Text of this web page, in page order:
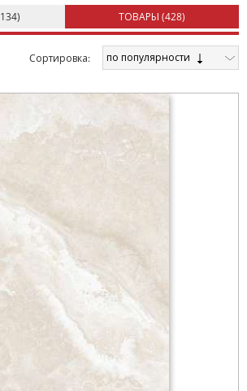
134) ТОВАРЫ (428)
Cортировка: по популярности